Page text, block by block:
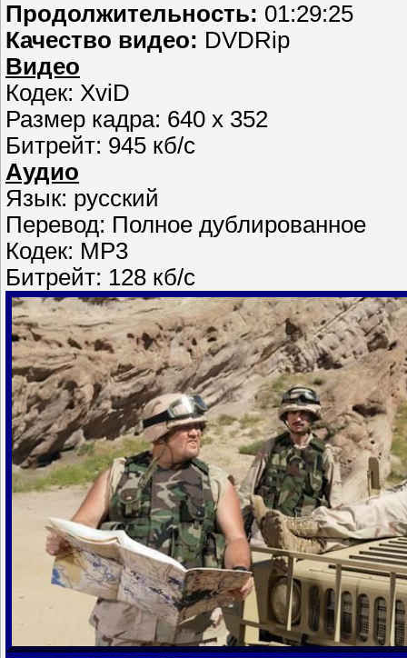
Продолжительность: 01:29:25
Качество видео: DVDRip
Видео
Кодек: XviD
Размер кадра: 640 x 352
Битрейт: 945 кб/с
Аудио
Язык: русский
Перевод: Полное дублированное
Кодек: MP3
Битрейт: 128 кб/с